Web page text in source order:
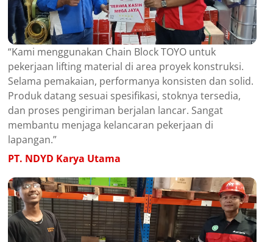
“Kami menggunakan Chain Block TOYO untuk
pekerjaan lifting material di area proyek konstruksi.
Selama pemakaian, performanya konsisten dan solid.
Produk datang sesuai spesifikasi, stoknya tersedia,
dan proses pengiriman berjalan lancar. Sangat
membantu menjaga kelancaran pekerjaan di
lapangan.”
PT. NDYD Karya Utama